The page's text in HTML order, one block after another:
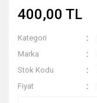
400,00 TL
Kategori
Marka
Stok Kodu
Fiyat